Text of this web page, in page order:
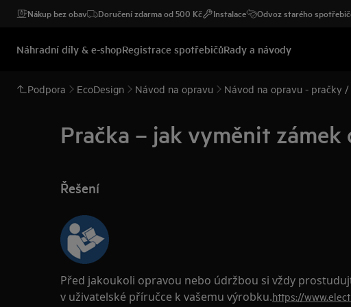
Nákup bez obav Doručení zdarma od 500 Kč Instalace Odvoz starého
Náhradní díly & e-shopRegistrace spotřebičůRady a návody
Podpora EcoDesign Návod na opravu Návod na opravu - pračky
Pračka – jak vyměnit
Řešení
Před jakoukoli opravou nebo údržbou si vždy
v uživatelské příručce k vašemu výrobku.https://